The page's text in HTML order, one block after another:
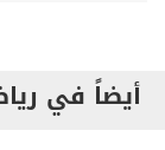
أيضاً في